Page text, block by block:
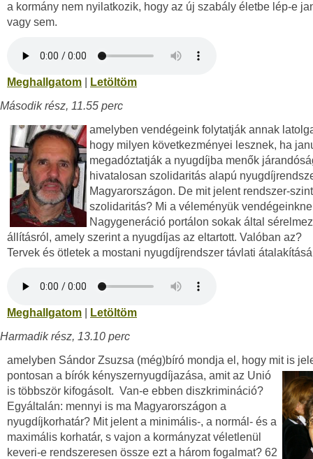
a kormány nem nyilatkozik, hogy az új szabály életbe lép-e
vagy sem.
Meghallgatom
Letöltöm
Második rész, 11.55 perc
amelyben vendégeink folytatják annak
hogy milyen következményei lesznek, ha
megadóztatják a nyugdíjba menők
hivatalosan szolidaritás alapú
Magyarországon. De mit jelent rendszer-
szolidaritás? Mi a véleményük
Nagygeneráció portálon sokak által
állításról, amely szerint a nyugdíjas az eltartott. Valóban az?
Tervek és ötletek a mostani nyugdíjrendszer távlati
Meghallgatom
Letöltöm
Harmadik rész, 13.10 perc
amelyben Sándor Zsuzsa (még)bíró mondja el, hogy mit is
pontosan a bírók kényszernyugdíjazása, amit az Unió
is többször kifogásolt. Van-e ebben diszkrimináció?
Egyáltalán: mennyi is ma Magyarországon a
nyugdíjkorhatár? Mit jelent a minimális-, a normál- és a
maximális korhatár, s vajon a kormányzat véletlenül
keveri-e rendszeresen össze ezt a három fogalmat? 62